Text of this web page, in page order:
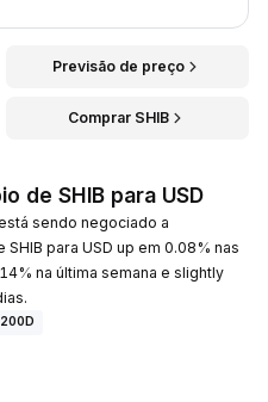
Previsão de preço
Comprar SHIB
de SHIB para USD
sendo negociado a
para USD up em 0.08% nas
na última semana e slightly
200D